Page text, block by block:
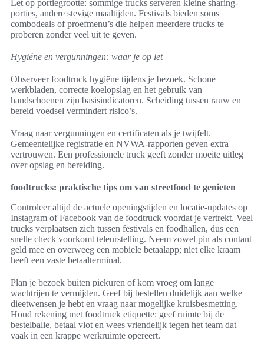
Let op portiegrootte: sommige trucks serveren kleine sharing-
porties, andere stevige maaltijden. Festivals bieden soms
combodeals of proefmenu’s die helpen meerdere trucks te
proberen zonder veel uit te geven.
Hygiëne en vergunningen: waar je op let
Observeer foodtruck hygiëne tijdens je bezoek. Schone
werkbladen, correcte koelopslag en het gebruik van
handschoenen zijn basisindicatoren. Scheiding tussen rauw en
bereid voedsel vermindert risico’s.
Vraag naar vergunningen en certificaten als je twijfelt.
Gemeentelijke registratie en NVWA-rapporten geven extra
vertrouwen. Een professionele truck geeft zonder moeite uitleg
over opslag en bereiding.
foodtrucks: praktische tips om van streetfood te genieten
Controleer altijd de actuele openingstijden en locatie-updates op
Instagram of Facebook van de foodtruck voordat je vertrekt. Veel
trucks verplaatsen zich tussen festivals en foodhallen, dus een
snelle check voorkomt teleurstelling. Neem zowel pin als contant
geld mee en overweeg een mobiele betaalapp; niet elke kraam
heeft een vaste betaalterminal.
Plan je bezoek buiten piekuren of kom vroeg om lange
wachtrijen te vermijden. Geef bij bestellen duidelijk aan welke
dieetwensen je hebt en vraag naar mogelijke kruisbesmetting.
Houd rekening met foodtruck etiquette: geef ruimte bij de
bestelbalie, betaal vlot en wees vriendelijk tegen het team dat
vaak in een krappe werkruimte opereert.